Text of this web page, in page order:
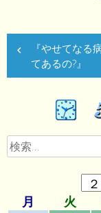
投
稿
ナ
ゲ
ー
ョ
『やせてなる
てあるの?』
検
索: